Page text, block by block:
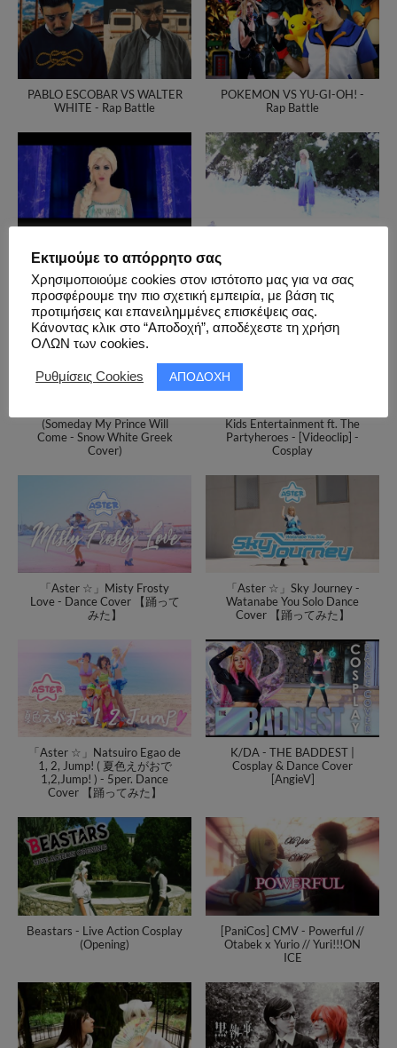
PABLO ESCOBAR VS WALTER
WHITE - Rap Battle
POKEMON VS YU-GI-OH! -
Rap Battle
Disney's Frozen Greek Version
(Και Ξεχνώ)
(Someday My Prince Will
Come - Snow White Greek
Cover)
Kids Entertainment ft. The
Partyheroes - [Videoclip] -
Cosplay
「Aster ☆」Misty Frosty
Love - Dance Cover 【踊って
みた】
「Aster ☆」Sky Journey -
Watanabe You Solo Dance
Cover 【踊ってみた】
「Aster ☆」Natsuiro Egao de
1, 2, Jump! ( 夏色えがおで
1,2,Jump! ) - 5per. Dance
Cover 【踊ってみた】
K/DA - THE BADDEST |
Cosplay & Dance Cover
[AngieV]
Βeastars - Live Action Cosplay
(Opening)
[PaniCos] CMV - Powerful //
Otabek x Yurio // Yuri!!!ON
ICE
Εκτιμούμε το απόρρητο σας
Χρησιμοποιούμε cookies στον ιστότοπο μας για να σας
προσφέρουμε την πιο σχετική εμπειρία, με βάση τις
προτιμήσεις και επανειλημμένες επισκέψεις σας.
Κάνοντας κλικ στο “Αποδοχή”, αποδέχεστε τη χρήση
ΟΛΩΝ των cookies.
Ρυθμίσεις Cookies ΑΠΟΔΟΧΗ